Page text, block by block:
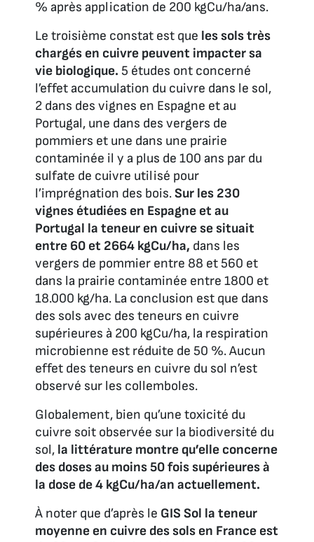
% après application de 200 kgCu/ha/ans.
Le troisième constat est que les sols très
chargés en cuivre peuvent impacter sa
vie biologique. 5 études ont concerné
l’effet accumulation du cuivre dans le sol,
2 dans des vignes en Espagne et au
Portugal, une dans des vergers de
pommiers et une dans une prairie
contaminée il y a plus de 100 ans par du
sulfate de cuivre utilisé pour
l’imprégnation des bois.Sur les 230
vignes étudiées en Espagne et au
Portugal la teneur en cuivre se situait
entre 60 et 2664 kgCu/ha, dans les
vergers de pommier entre 88 et 560 et
dans la prairie contaminée entre 1800 et
18.000 kg/ha. La conclusion est que dans
des sols avec des teneurs en cuivre
supérieures à 200 kgCu/ha, la respiration
microbienne est réduite de 50 %. Aucun
effet des teneurs en cuivre du sol n’est
observé sur les collemboles.
Globalement, bien qu’une toxicité du
cuivre soit observée sur la biodiversité du
sol, la littérature montre qu’elle concerne
des doses au moins 50 fois supérieures à
la dose de 4 kgCu/ha/an actuellement.
À noter que d’après le GIS Sol la teneur
moyenne en cuivre des sols en France est